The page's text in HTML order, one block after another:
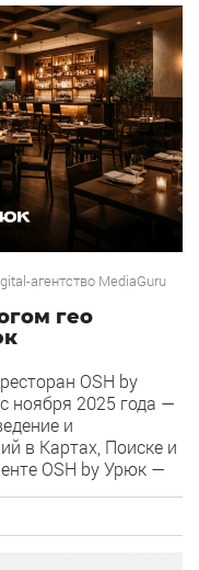
агентство MediaGuru
гео
OSH by
ноября 2025 года —
и
в Картах, Поиске и
OSH by Урюк —
OSH с сетью